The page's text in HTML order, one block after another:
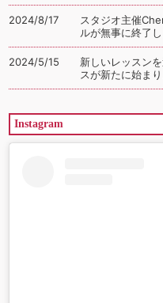
2024/8/17
スタジオ主催
ルが無事に終了し
2024/5/15
新しいレッスン
スが新たに始まり
Instagram